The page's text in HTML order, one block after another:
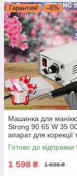
Гарантия! –6%
Машинка для
Strong 90 65 W 35
апарат для корекції
нарощування нігтів
зняття манікюру
Готово до відправки
1 598 ₴ 1 698 ₴